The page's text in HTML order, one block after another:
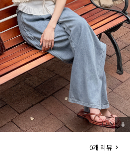
티셔츠
니트
블라우스
원피스
팬츠
스커트 3/6 +
0개 리뷰